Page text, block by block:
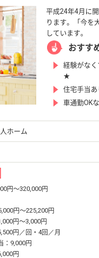
平成24年4月に
ります。「今を
しています。
おすす
経験がな
★
住宅手当
車通勤OK
ホーム
円〜320,000円
円〜225,200円
円〜3,000円
円／回・4回／月
：9,000円
円